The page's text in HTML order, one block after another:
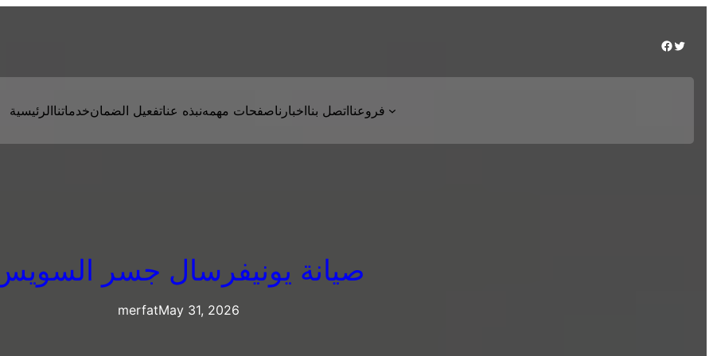
Facebook Twitter
الرئيسيةخدماتناتفعيل الضماننبذه عناصفحات مهمهاخبارنااتصل بنافروعنا
صيانة يونيفرسال جسر
merfatMay 31, 2026